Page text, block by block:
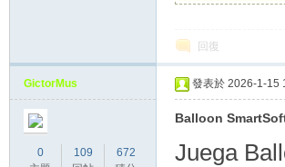
回復
GictorMus
0
109
672
發表於 2026-1-15
Balloon
Juega